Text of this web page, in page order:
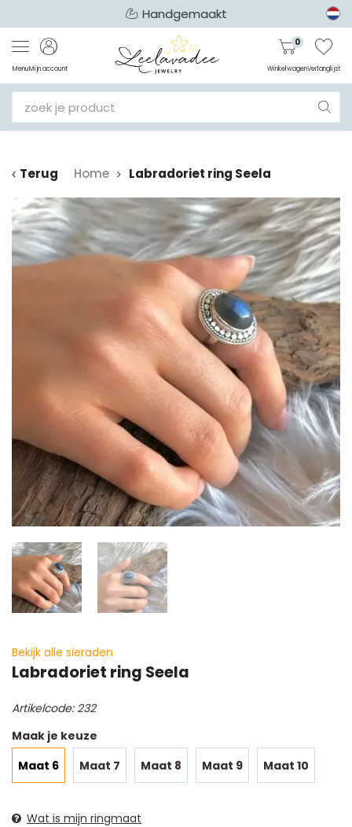
Handgemaakt
MenuMijn account
0
WinkelwagenVerlanglijst
Terug Home Labradoriet ring Seela
Bekijk alle sieraden
Labradoriet ring Seela
Artikelcode: 232
Maak je keuze
Maat 6
Maat 7 Maat 8 Maat 9 Maat 10
Wat is mijn ringmaat